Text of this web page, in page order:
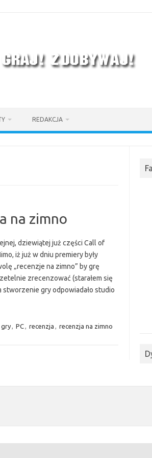
REDAKCJA
na zimno
dziewiątej już części Call of
iż już w dniu premiery były
„recenzje na zimno” by grę
zrecenzować (starałem się
gry odpowiadało studio
, PC, recenzja , recenzja na zimno